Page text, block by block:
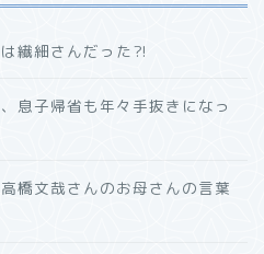
繊細さんだった⁈
息子帰省も年々手抜きになっ
橋文哉さんのお母さんの言葉